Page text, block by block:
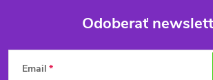
Z
Odoberať
Email